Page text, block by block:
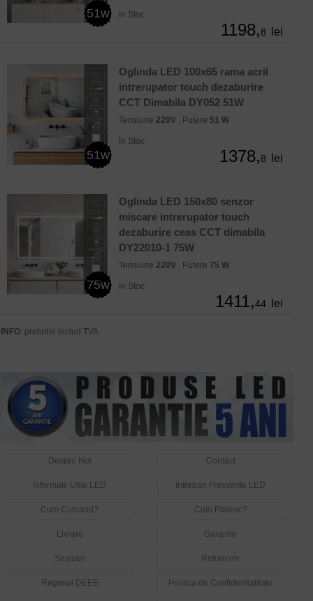
51w In Stoc
1198,8 lei
51w
Oglinda LED 100x65 rama acril
intrerupator touch dezaburire
CCT Dimabila DY052 51W
Tensiune 220V , Putere 51 W
In Stoc
1378,8 lei
75w
Oglinda LED 150x80 senzor
miscare intrerupator touch
dezaburire ceas CCT dimabila
DY22010-1 75W
Tensiune 220V , Putere 75 W
In Stoc
1411,44 lei
INFO: preturile includ TVA
Despre Noi Contact
Informatii Utile LED Intrebari Frecvente LED
Cum Comand? Cum Platesc?
Livrare Garantie
Sesizari Returnare
Regimul DEEE Politica de Confidentialitate